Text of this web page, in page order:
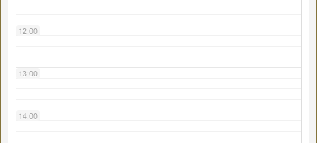
12:00
13:00
14:00